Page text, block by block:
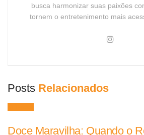
busca harmonizar suas paixões
tornem o entretenimento mais
Posts Relacionados
Doce Maravilha: Quando o